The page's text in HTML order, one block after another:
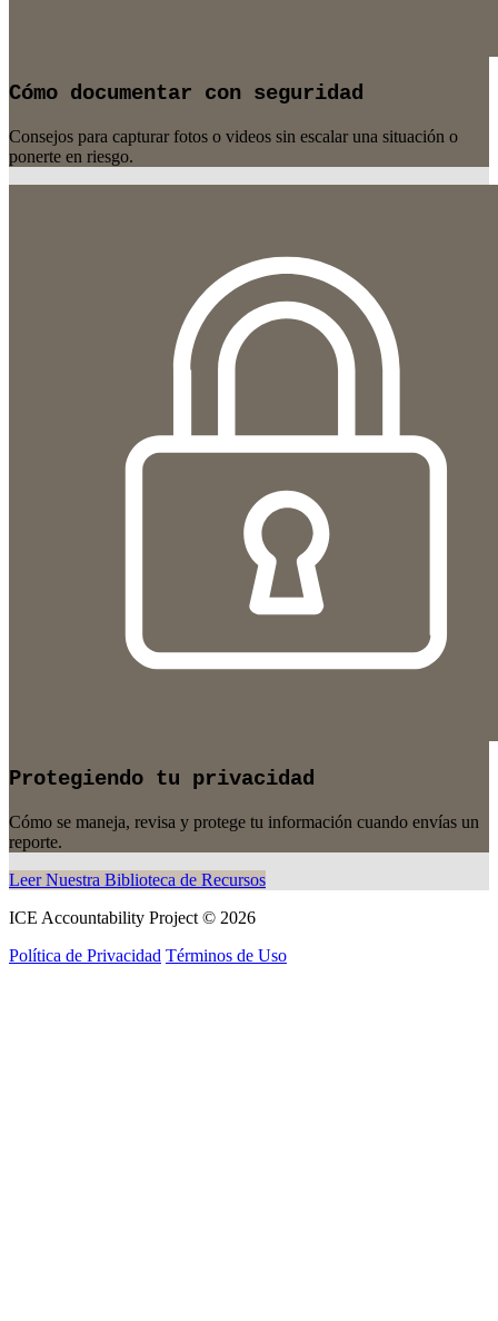
Cómo documentar con seguridad
Consejos para capturar fotos o videos sin escalar una situación o
ponerte en riesgo.
Protegiendo tu privacidad
Cómo se maneja, revisa y protege tu información cuando envías un
reporte.
Leer Nuestra Biblioteca de Recursos
ICE Accountability Project © 2026
Política de Privacidad Términos de Uso